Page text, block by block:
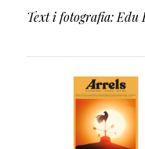
Text i fotografia: Edu